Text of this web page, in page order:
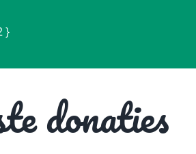
}
donaties